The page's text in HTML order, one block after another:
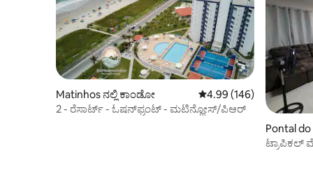
Matinhos ನಲ್ಲಿ ಕಾಂಡೋ 5 ರಲ್ಲಿ 4.99 ಸರಾಸರಿ
4.99 (146)
2 - ರೆಸಾರ್ಟ್ - ಓಷನ್‌ಫ್ರಂಟ್ - ಮಟಿನ್ಹೋಸ್/ಪಿಆರ್
Pontal
ಟ್ರಾಪಿಕಲ್